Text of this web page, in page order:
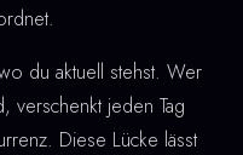
du aktuell stehst. Wer
verschenkt jeden Tag
Diese Lücke lässt